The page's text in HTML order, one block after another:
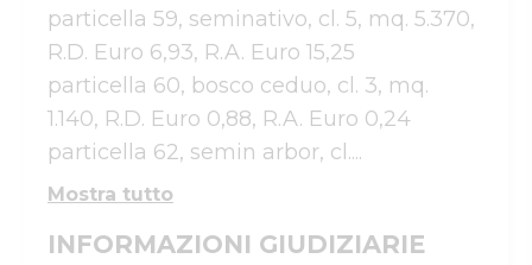
particella 59, seminativo, cl. 5, mq. 5.370,
R.D. Euro 6,93, R.A. Euro 15,25
particella 60, bosco ceduo, cl. 3, mq.
1.140, R.D. Euro 0,88, R.A. Euro 0,24
particella 62, semin arbor, cl....
Mostra tutto
INFORMAZIONI GIUDIZIARIE